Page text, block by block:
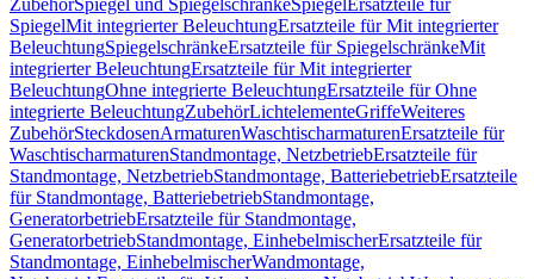
ZubehörSpiegel und SpiegelschränkeSpiegel Ersatzteile für
SpiegelMit integrierter BeleuchtungErsatzteile für Mit integrierter
BeleuchtungSpiegelschränkeErsatzteile für SpiegelschränkeMit
integrierter BeleuchtungErsatzteile für Mit integrierter
BeleuchtungOhne integrierte BeleuchtungErsatzteile für Ohne
integrierte BeleuchtungZubehörLichtelementeGriffeWeiteres
ZubehörSteckdosenArmaturenWaschtischarmaturenErsatzteile für
WaschtischarmaturenStandmontage, NetzbetriebErsatzteile für
Standmontage, NetzbetriebStandmontage, BatteriebetriebErsatzteile
für Standmontage, BatteriebetriebStandmontage,
GeneratorbetriebErsatzteile für Standmontage,
GeneratorbetriebStandmontage, EinhebelmischerErsatzteile für
Standmontage, EinhebelmischerWandmontage,